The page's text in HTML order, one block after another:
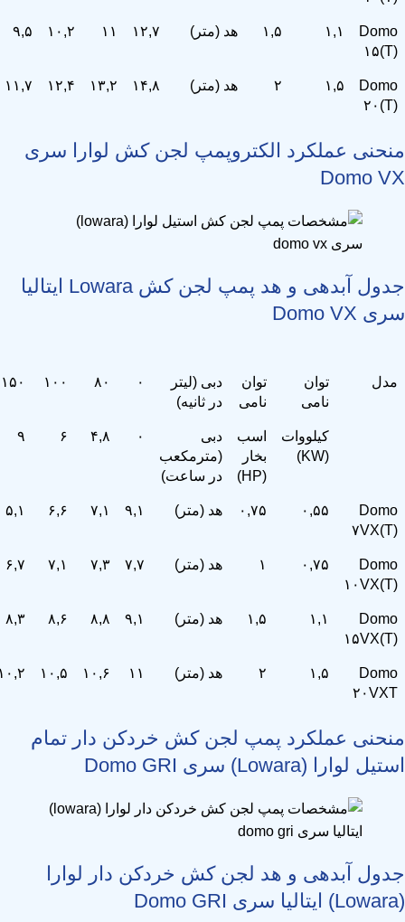
Domo
۱۵(T)
۱,۱ ۱,۵ هد (متر) ۱۲,۷ ۱۱ ۱۰,۲ ۹,۵
Domo
۲۰(T)
۱,۵ ۲ هد (متر) ۱۴,۸ ۱۳,۲ ۱۲,۴ ۱۱,۷
منحنی عملکرد الکتروپمپ لجن کش لوارا سری
Domo VX
جدول آبدهی و هد پمپ لجن کش Lowara ایتالیا
سری Domo VX
مدل
توان
نامی
توان
نامی
دبی (لیتر
در ثانیه)
۰ ۸۰ ۱۰۰ ۱۵۰
کیلووات
(KW)
اسب
بخار
(HP)
دبی
(مترمکعب
در ساعت)
۰ ۴,۸ ۶ ۹
Domo
۷VX(T)
۰,۵۵ ۰,۷۵ هد (متر) ۹,۱ ۷,۱ ۶,۶ ۵,۱
Domo
۱۰VX(T)
۰,۷۵ ۱ هد (متر) ۷,۷ ۷,۳ ۷,۱ ۶,۷
Domo
۱۵VX(T)
۱,۱ ۱,۵ هد (متر) ۹,۱ ۸,۸ ۸,۶ ۸,۳
Domo
۲۰VXT
۱,۵ ۲ هد (متر) ۱۱ ۱۰,۶ ۱۰,۵
منحنی عملکرد پمپ لجن کش خردکن دار تمام
استیل لوارا (Lowara) سری Domo GRI
جدول آبدهی و هد لجن کش خردکن دار لوارا
(Lowara) ایتالیا سری Domo GRI